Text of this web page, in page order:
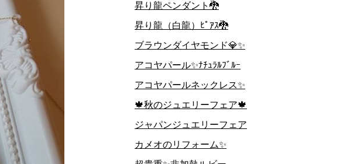
昇り龍ペンダント🐉
昇り龍（白龍）ﾋﾟｱｽ🐉
ブラウンダイヤモンド💎✨
アコヤパール✨ﾅﾁｭﾗﾙﾌﾞﾙｰ
アコヤパールネックレス✨
🍁秋のジュエリーフェア🍁
ジャパンジュエリーフェア
カメオのリフォーム✨